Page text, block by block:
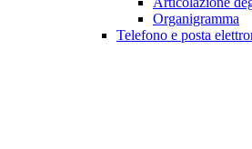
Organigramma
Telefono e posta